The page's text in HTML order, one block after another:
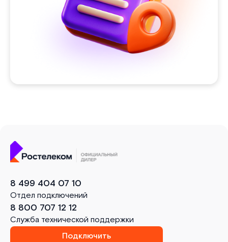
8 499 404 07 10
Отдел подключений
8 800 707 12 12
Служба технической поддержки
Подключить